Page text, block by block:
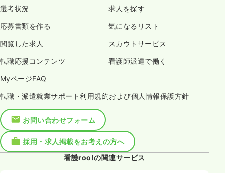
選考状況 求人を探す
応募書類を作る 気になるリスト
閲覧した求人 スカウトサービス
転職応援コンテンツ 看護師派遣で働く
MyページFAQ
転職・派遣就業サポート利用規約および個人情報保護方針
お問い合わせフォーム
採用・求人掲載をお考えの方へ
看護roo!の関連サービス